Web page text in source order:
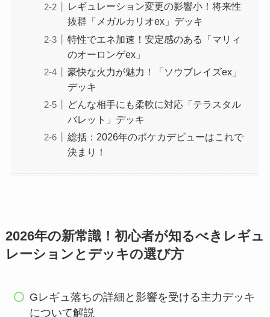
レギュレーション変更の影響小！将来性
抜群「メガルカリオex」デッキ
特性でエネ加速！安定感のある「マリィ
のオーロンゲex」
豪快な火力が魅力！「ソウブレイズex」
デッキ
どんな相手にも柔軟に対応「テラスタル
バレット」デッキ
総括：2026年のポケカデビューはこれで
決まり！
2026年の新常識！初心者が知るべきレギュ
レーションとデッキの選び方
Gレギュ落ちの詳細と影響を受ける主力デッキ
について解説